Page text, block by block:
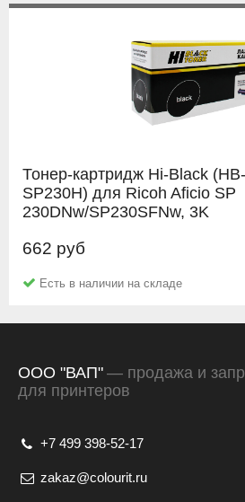
Тонер-картридж Hi-Black (HB-
SP230H) для Ricoh Aficio SP
230DNw/SP230SFNw, 3K
Hi-Black
662 руб
Есть в наличии на складе
ООО "ВАП" — продажа и
для принтеров
+7 499 398-52-17
zakaz@colourit.ru